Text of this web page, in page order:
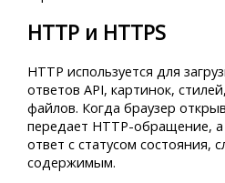
HTTP и HTTPS
HTTP используется для
ответов API, картинок,
файлов. Когда браузер
передает HTTP-обращение,
ответ с статусом состояния,
содержимым.